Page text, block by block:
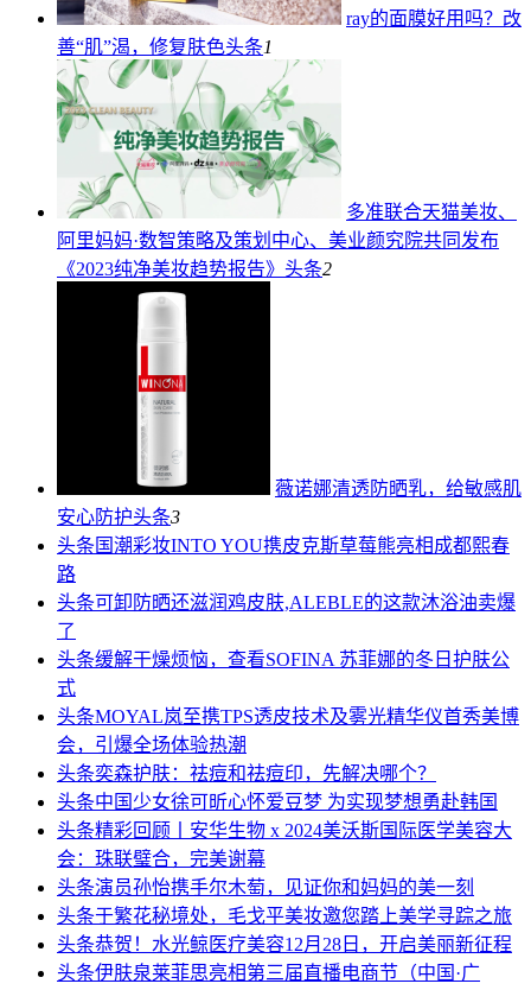
ray的面膜好用吗？改
善“肌”渴，修复肤色头条1
多准联合天猫美妆、
阿里妈妈·数智策略及策划中心、美业颜究院共同发布
《2023纯净美妆趋势报告》 头条2
薇诺娜清透防晒乳，给敏感肌
安心防护头条3
头条 国潮彩妆INTO YOU携皮克斯草莓熊亮相成都熙春
路
头条可卸防晒还滋润鸡皮肤,ALEBLE的这款沐浴油卖爆
了
头条缓解干燥烦恼，查看SOFINA 苏菲娜的冬日护肤公
式
头条MOYAL岚至携TPS透皮技术及雾光精华仪首秀美博
会，引爆全场体验热潮
头条奕森护肤：祛痘和祛痘印，先解决哪个？
头条中国少女徐可昕心怀爱豆梦 为实现梦想勇赴韩国
头条精彩回顾丨安华生物 x 2024美沃斯国际医学美容大
会：珠联璧合，完美谢幕
头条演员孙怡携手尔木萄，见证你和妈妈的美一刻
头条于繁花秘境处，毛戈平美妆邀您踏上美学寻踪之旅
头条恭贺！水光鲸医疗美容12月28日，开启美丽新征程
头条伊肤泉莱菲思亮相第三届直播电商节（中国·广